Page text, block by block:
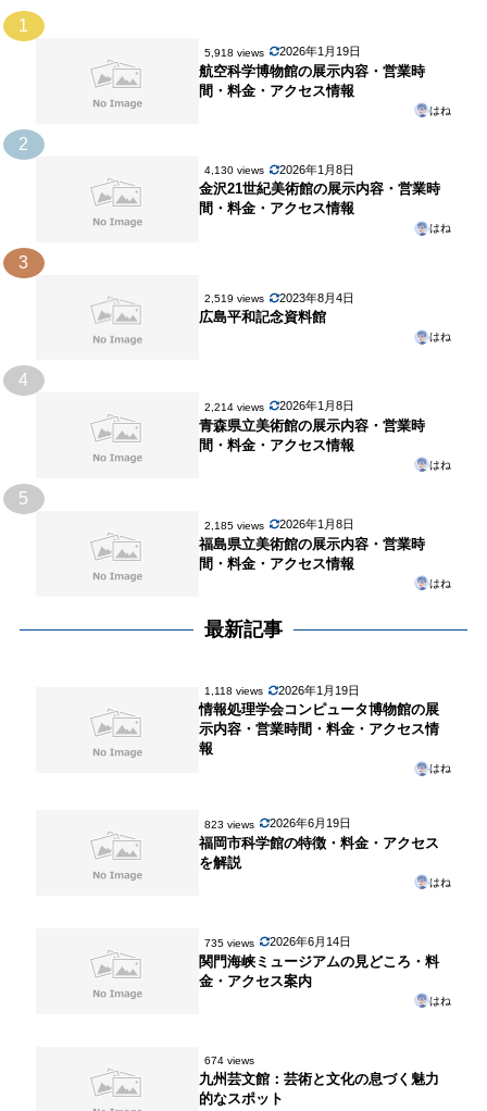
1
5,918 views 2026年1月19日
航空科学博物館の展示内容・営業時
間・料金・アクセス情報
はね
2
4,130 views 2026年1月8日
金沢21世紀美術館の展示内容・営業時
間・料金・アクセス情報
はね
3
2,519 views 2023年8月4日
広島平和記念資料館
はね
4
2,214 views 2026年1月8日
青森県立美術館の展示内容・営業時
間・料金・アクセス情報
はね
5
2,185 views 2026年1月8日
福島県立美術館の展示内容・営業時
間・料金・アクセス情報
はね
最新記事
1,118 views 2026年1月19日
情報処理学会コンピュータ博物館の展
示内容・営業時間・料金・アクセス情
報
はね
823 views 2026年6月19日
福岡市科学館の特徴・料金・アクセス
を解説
はね
735 views 2026年6月14日
関門海峡ミュージアムの見どころ・料
金・アクセス案内
はね
674 views
九州芸文館：芸術と文化の息づく魅力
的なスポット